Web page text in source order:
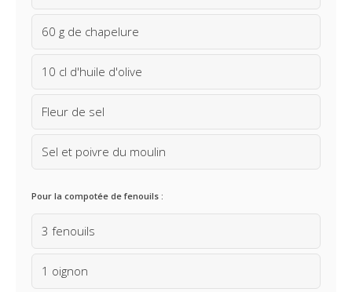
60 g de chapelure
10 cl d'huile d'olive
Fleur de sel
Sel et poivre du moulin
Pour la compotée de fenouils :
3 fenouils
1 oignon